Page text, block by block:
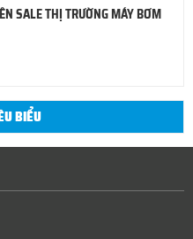
SALE THỊ TRƯỜNG MÁY BƠM
BIỂU